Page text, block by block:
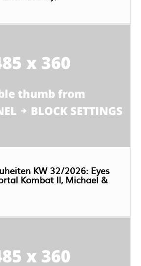
KW 32/2026: Eyes
Kombat II, Michael &